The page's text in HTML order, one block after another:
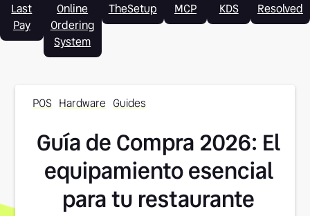
Last
Pay
Online
Ordering
System
TheSetup MCP KDS Resolved
POS Hardware Guides
Guía de Compra 2026: El
equipamiento esencial
para tu restaurante